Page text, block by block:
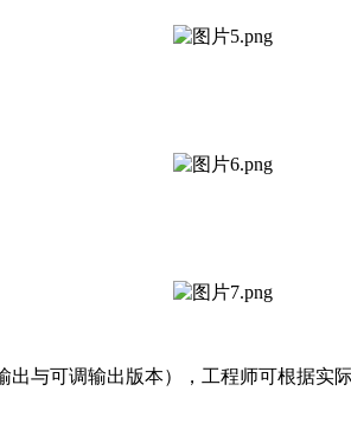
出与可调输出版本），工程师可根据实